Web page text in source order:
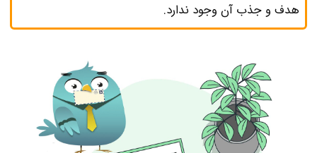
هدف و جذب آن وجود ندارد.